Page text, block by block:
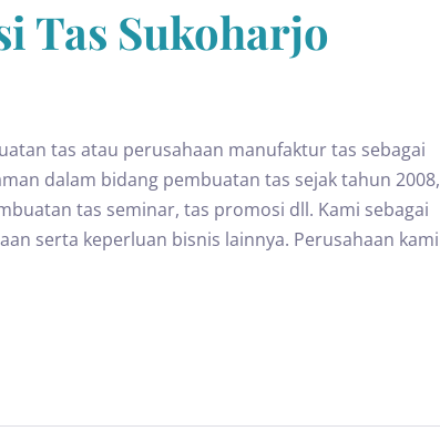
Tas Sukoharjo
tas atau perusahaan manufaktur tas sebagai
dalam bidang pembuatan tas sejak tahun 2008,
tas seminar, tas promosi dll. Kami sebagai
serta keperluan bisnis lainnya. Perusahaan kami